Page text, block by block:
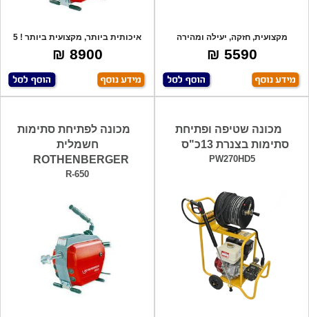
מקצועית, חזקה, יעילה ומהירה
בעבודה ! 55
5590 ₪
איכותית ביותר, מקצועית ביותר ! 5
סוגי ר
8900 ₪
מכונה שטיפה ופתיחת
סתימות בצנרת 13כ"ס
PW270HD5
מכונה לפתיחת סתימות
חשמלית
ROTHENBERGER
R-650